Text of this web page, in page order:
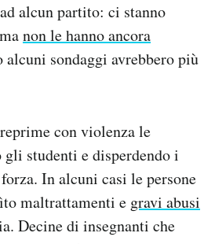
alcun partito: ci stanno
non le hanno ancora
alcuni sondaggi avrebbero più
con violenza le
gli studenti e disperdendo i
In alcuni casi le persone
maltrattamenti e gravi abusi
Decine di insegnanti che